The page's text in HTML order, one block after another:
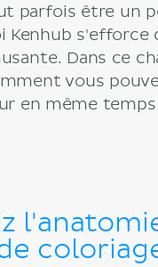
parfois être un
Kenhub s'efforce
Dans ce
vous
en même temps